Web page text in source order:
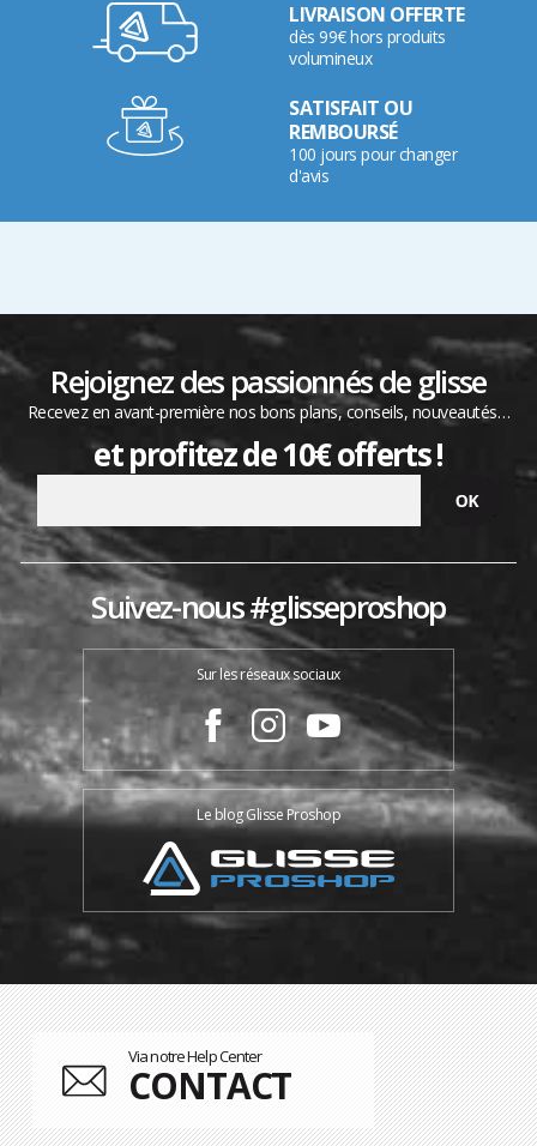
LIVRAISON OFFERTE
dès 99€ hors produits
volumineux
SATISFAIT OU
REMBOURSÉ
100 jours pour changer
d'avis
Rejoignez des passionnés de glisse
Recevez en avant-première nos bons plans, conseils, nouveautés…
et profitez de 10€ offerts !
Suivez-nous #glisseproshop
Sur les réseaux sociaux
Le blog Glisse Proshop
Via notre Help Center
CONTACT